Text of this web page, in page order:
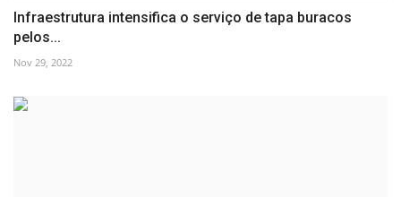
Infraestrutura intensifica o serviço de tapa buracos
pelos...
Nov 29, 2022